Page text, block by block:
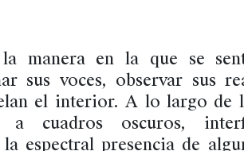
manera en la que se
sus voces, observar sus
el interior. A lo largo de
a cuadros oscuros,
espectral presencia de